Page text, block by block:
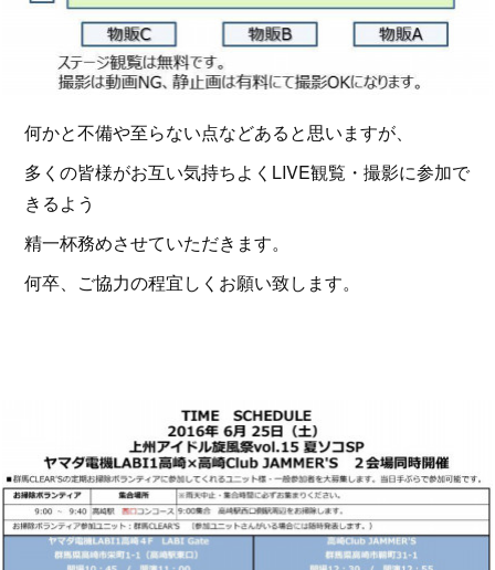
何かと不備や至らない点などあると思いますが、
多くの皆様がお互い気持ちよくLIVE観覧・撮影に参加で
きるよう
精一杯務めさせていただきます。
何卒、ご協力の程宜しくお願い致します。